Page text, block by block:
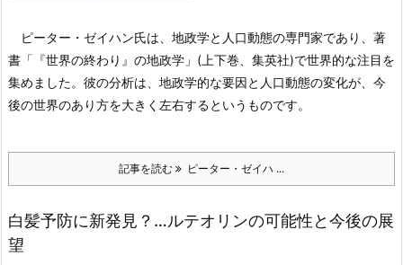
ピーター・ゼイハン氏は、地政学と人口動態の専門家であり、著
書「『世界の終わり』の地政学」(上下巻、集英社)で世界的な注目を
集めました。彼の分析は、地政学的な要因と人口動態の変化が、今
後の世界のあり方を大きく左右するというものです。
記事を読む ピーター・ゼイハ ...
白髪予防に新発見？…ルテオリンの可能性と今後の展
望